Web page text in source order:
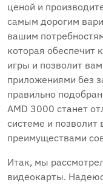
ценой и
самым дорогим
вашим
которая
игры и позволит
приложениями без
правильно
AMD 3000 станет
системе и
преимуществами
Итак, мы
видеокарты.